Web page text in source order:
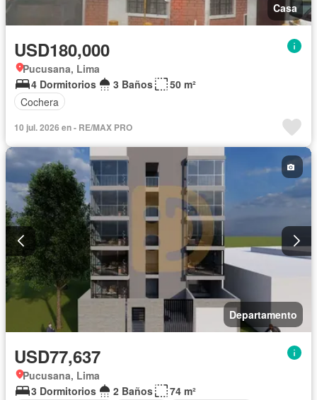
Casa
USD180,000
Pucusana, Lima
4 Dormitorios
3 Baños
50 m²
Cochera
10 jul. 2026 en - RE/MAX PRO
Departamento
USD77,637
Pucusana, Lima
3 Dormitorios
2 Baños
74 m²